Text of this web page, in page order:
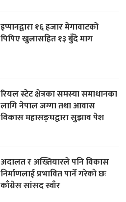
इप्पानद्वारा १६ हजार मेगावाटको
पिपिए खुलासहित १३ बुँदे माग
रियल स्टेट क्षेत्रका समस्या समाधानका
लागि नेपाल जग्गा तथा आवास
विकास महासङ्घद्वारा सुझाव पेश
अदालत र अख्तियारले पनि विकास
निर्माणलाई प्रभावित पार्ने गरेकाे छः
काँग्रेस सांसद स्वाँर